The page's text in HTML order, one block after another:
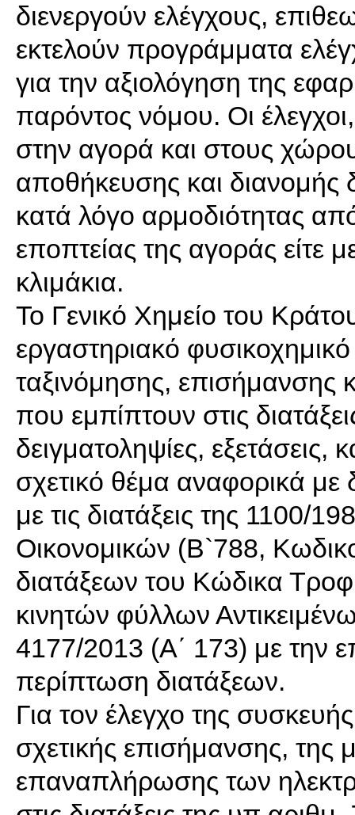
διενεργούν ελέγχους,
εκτελούν προγράμματα
για την αξιολόγηση της
παρόντος νόμου. Οι
στην αγορά και στους
αποθήκευσης και διανομής
κατά λόγο αρμοδιότητας
εποπτείας της αγοράς είτε
κλιμάκια.
Το Γενικό Χημείο του
εργαστηριακό
ταξινόμησης, επισήμανσης
που εμπίπτουν στις
δειγματοληψίες, εξετάσεις,
σχετικό θέμα αναφορικά με
με τις διατάξεις της
Οικονομικών (Β`788,
διατάξεων του Κώδικα
κινητών φύλλων
4177/2013 (Α΄ 173) με την
περίπτωση διατάξεων.
Για τον έλεγχο της
σχετικής επισήμανσης, της
επαναπλήρωσης των